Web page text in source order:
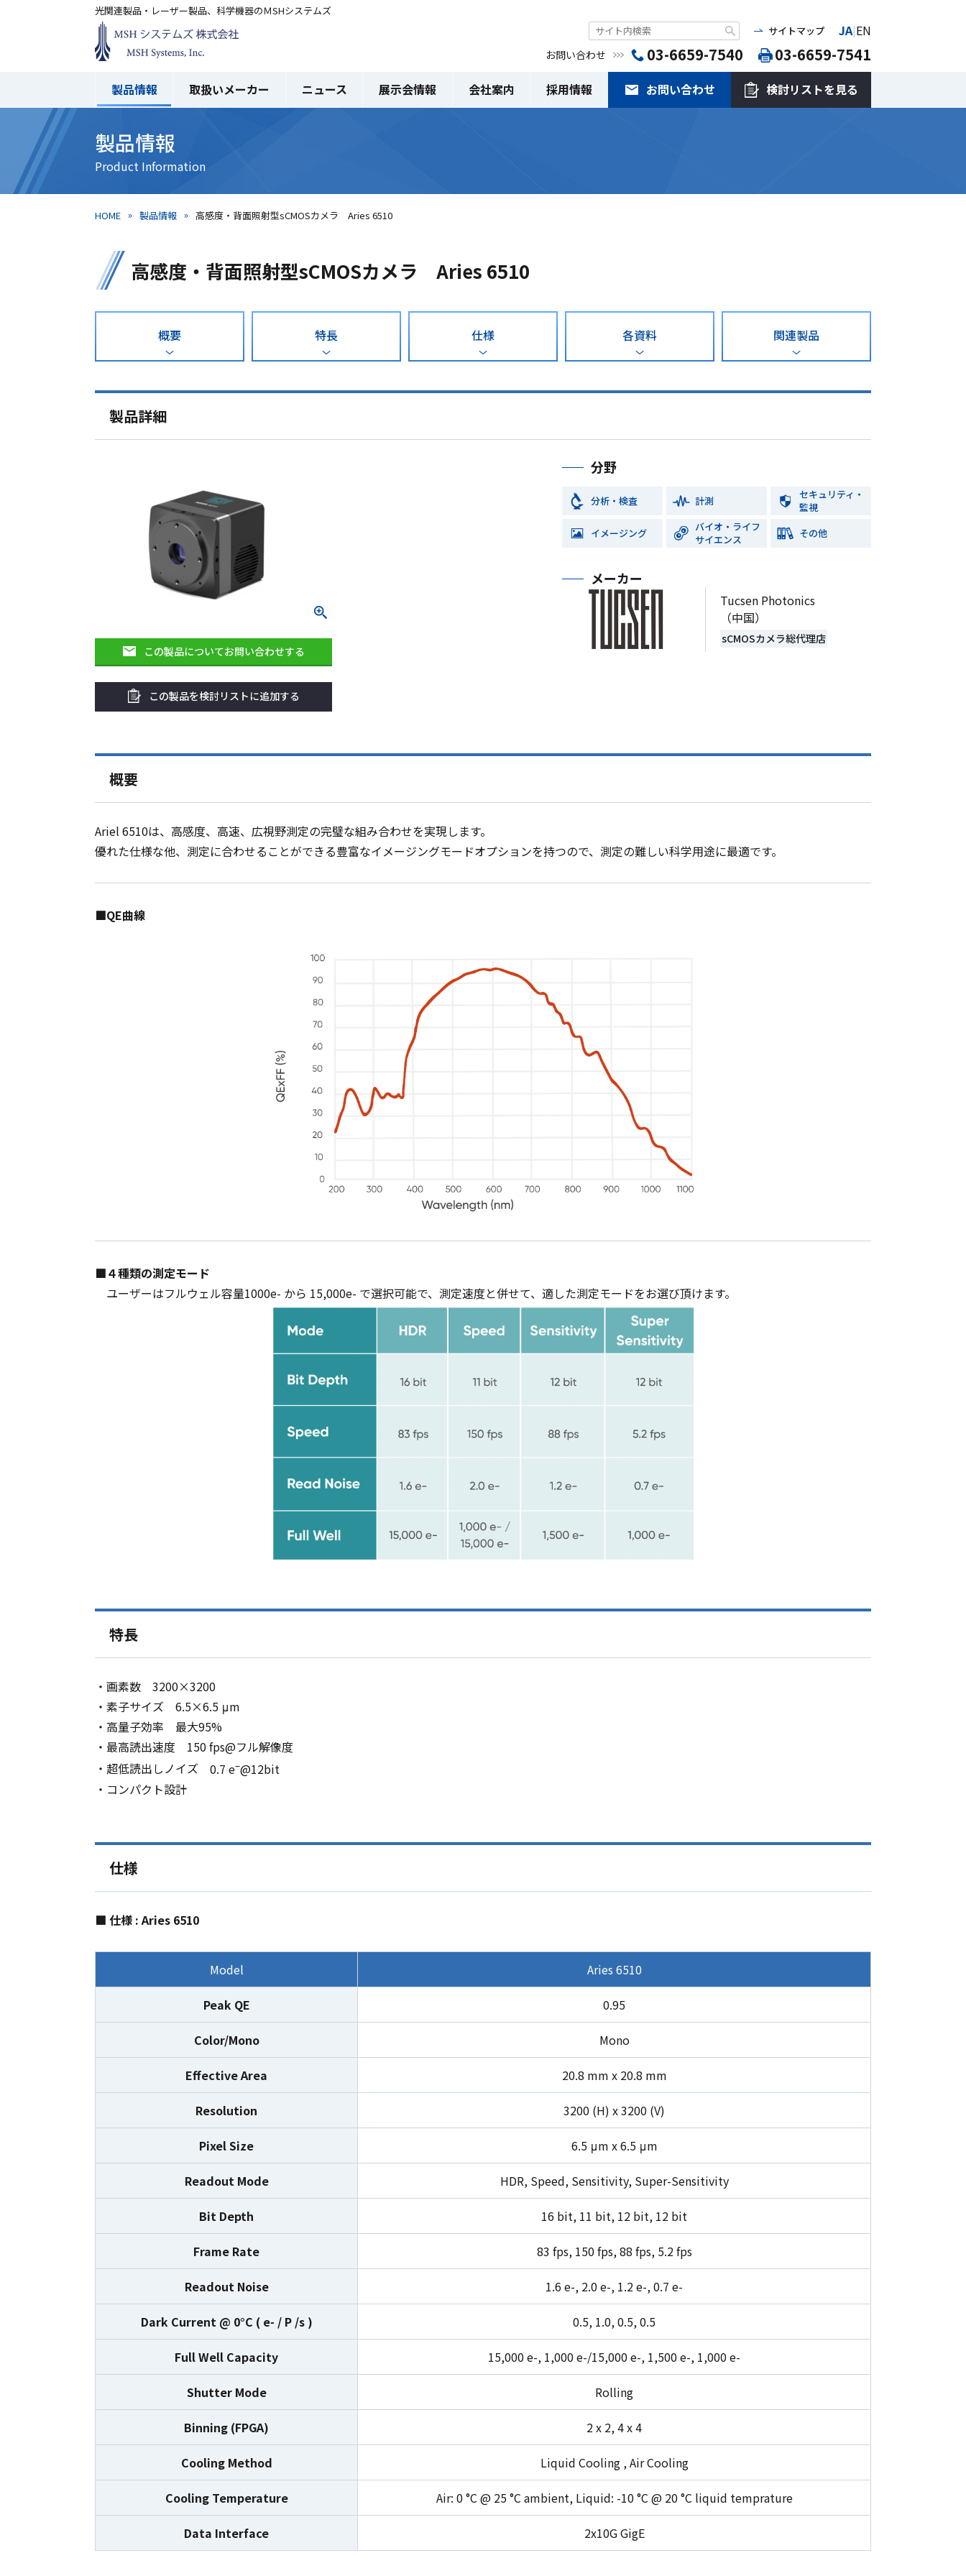
光関連製品・レーザー製品、科学機器のＭSHシステムズ
サイトマップ
JA|EN
お問い合わせ 03-6659-7540 03-6659-7541
製品情報 取扱いメーカー ニュース 展示会情報 会社案内 採用情報 お問い合わせ 検討リストを見る
製品情報
HOME 製品情報 高感度・背面照射型sCMOSカメラ Aries 6510
高感度・背面照射型sCMOSカメラ Aries 6510
概要 特長 仕様 各資料 関連製品
製品詳細
この製品についてお問い合わせする
この製品を検討リストに追加する
分野
分析・検査 計測
セキュリティ・
監視
イメージング
バイオ・ライフ
サイエンス
その他
メーカー
Tucsen Photonics
（中国）
sCMOSカメラ総代理店
概要
Ariel 6510は、高感度、高速、広視野測定の完璧な組み合わせを実現します。
優れた仕様な他、測定に合わせることができる豊富なイメージングモードオプションを持つので、測定の難しい科学用途に最適です。
■QE曲線
■４種類の測定モード
ユーザーはフルウェル容量1000e- から 15,000e- で選択可能で、測定速度と併せて、適した測定モードをお選び頂けます。
特長
・画素数 3200×3200
・素子サイズ 6.5×6.5 μm
・高量子効率 最大95%
・最高読出速度 150 fps@フル解像度
・超低読出しノイズ 0.7 e–@12bit
・コンパクト設計
仕様
■ 仕様 : Aries 6510
Model Aries 6510
Peak QE 0.95
Color/Mono Mono
Effective Area 20.8 mm x 20.8 mm
Resolution 3200 (H) x 3200 (V)
Pixel Size 6.5 μm x 6.5 μm
Readout Mode HDR, Speed, Sensitivity, Super-Sensitivity
Bit Depth 16 bit, 11 bit, 12 bit, 12 bit
Frame Rate 83 fps, 150 fps, 88 fps, 5.2 fps
Readout Noise 1.6 e-, 2.0 e-, 1.2 e-, 0.7 e-
Dark Current @ 0°C ( e- / P /s ) 0.5, 1.0, 0.5, 0.5
Full Well Capacity 15,000 e-, 1,000 e-/15,000 e-, 1,500 e-, 1,000 e-
Shutter Mode Rolling
Binning (FPGA) 2 x 2, 4 x 4
Cooling Method Liquid Cooling , Air Cooling
Cooling Temperature Air: 0 °C @ 25 °C ambient, Liquid: -10 °C @ 20 °C liquid temprature
Data Interface 2x10G GigE